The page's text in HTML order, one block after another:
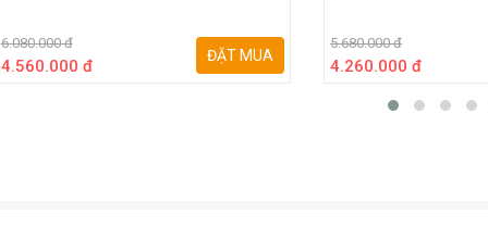
6.080.000 đ
4.560.000 đ
ĐẶT MUA
5.680.000 đ
4.260.000 đ